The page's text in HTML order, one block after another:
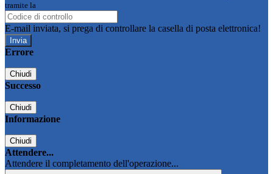
tramite la
E-mail inviata, si prega di controllare la casella di posta elettronica!
Errore
Chiudi
Successo
Chiudi
Informazione
Chiudi
Attendere...
Attendere il completamento dell'operazione...